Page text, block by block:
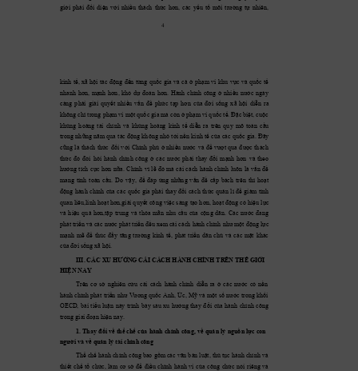
4
giới phải đối diện với nhiều thách thức hơn, các yếu tố môi trường tự nhiên,
kinh tế, xã hội tác động đến từng quốc gia và cả ở phạm vi khu vực và quốc tế
nhanh hơn, mạnh hơn, khó dự đoán hơn. Hành chính công ở nhiều nước ngày
càng phải giải quyết nhiều vấn đề phức tạp hơn của đời sống xã hội diễn ra
không chỉ trong phạm vi một quốc gia mà còn ở phạm vi quốc tế. Đặc biệt, cuộc
khủng hoảng tài chính và khủng hoảng kinh tế diễn ra trên quy mô toàn cầu
trong những năm qua tác động không nhỏ tới nền kinh tế của các quốc gia. Đây
cũng là thách thức đối với Chính phủ ở nhiều nước và để vượt qua được thách
thức đó đòi hỏi hành chính công ở các nước phải thay đổi mạnh hơn và theo
hướng tích cực hơn nữa. Chính vì lẽ đó mà cải cách hành chính luôn là vấn đề
mang tính toàn cầu. Do vậy, để đáp ứng những vấn đề cấp bách trên thì hoạt
động hành chính của các quốc gia phải thay đổi cách thức quản lí để giảm tính
quan liêu,linh hoạt hơn,giải quyết công việc sáng tạo hơn, hoạt động có hiệu lực
và hiệu quả hơn,tập trung và thỏa mãn nhu cầu của cộng dân. Các nước đang
phát triển và các nước phát triển đều xem cải cách hành chính như một động lực
mạnh mẽ để thúc đẩy tăng trường kinh tế, phát triển dân chủ và các mặt khác
của đời sống xã hội.
III. CÁC XU HƯỚNG CẢI CÁCH H ÀNH CHÍNH TRÊN THẾ GIỚI
HIỆN NAY
Trên cơ sở nghiên cứu cải cách hành chính diễn ra ở các nước có nền
hành chính phát triển như Vương quốc Anh, Úc, Mỹ và một số nước trong khối
OECD, bài tiểu luận này trình bày sáu xu hướng thay đổi của hành chính công
trong giai đoạn hiện nay.
1. Thay đổi về thể chế của hành chính công, về quản lý nguồn lực con
người và về quản lý tài chính công
Thể chế hành chính công bao gồm các văn bản luật, thủ tục hành chính và
thiết chế tổ chức, làm cơ sở để điều chỉnh hành vi của công chức nói riêng và